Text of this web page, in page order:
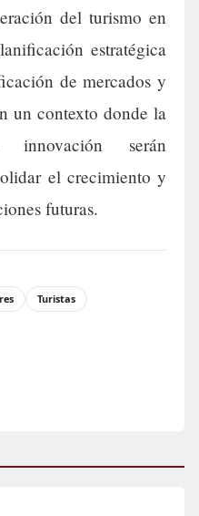
del turismo en
estratégica
de mercados y
un contexto donde la
serán
el crecimiento y
futuras.
Turistas